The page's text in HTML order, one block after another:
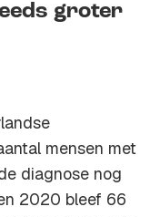
groter
mensen met
diagnose nog
2020 bleef 66